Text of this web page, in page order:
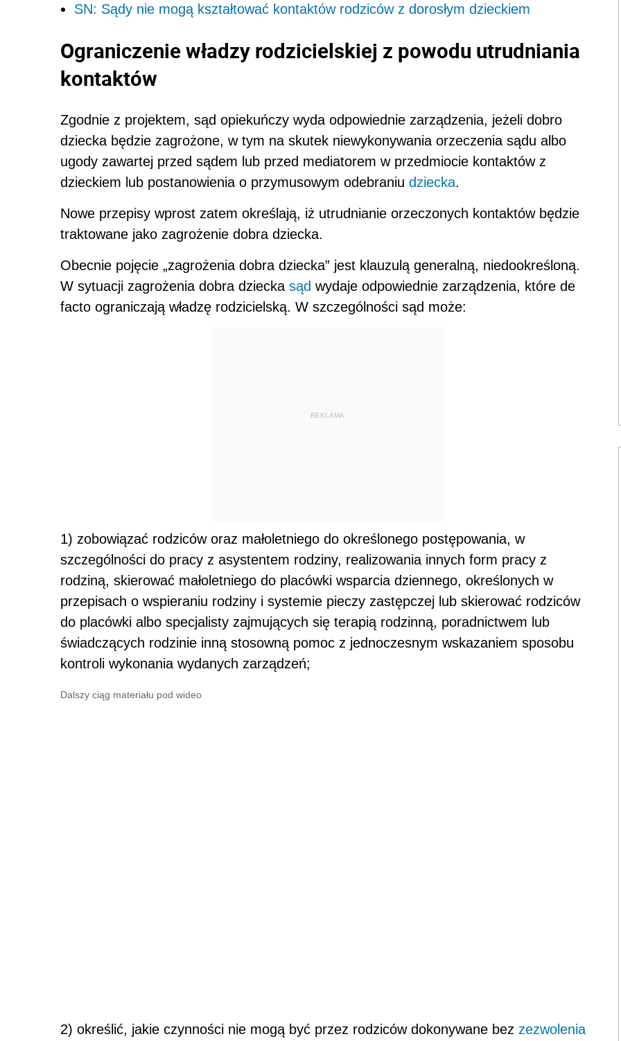
SN: Sądy nie mogą kształtować kontaktów rodziców z dorosłym dzieckiem
Ograniczenie władzy rodzicielskiej z powodu utrudniania
kontaktów
Zgodnie z projektem, sąd opiekuńczy wyda odpowiednie zarządzenia, jeżeli dobro
dziecka będzie zagrożone, w tym na skutek niewykonywania orzeczenia sądu albo
ugody zawartej przed sądem lub przed mediatorem w przedmiocie kontaktów z
dzieckiem lub postanowienia o przymusowym odebraniu dziecka.
Nowe przepisy wprost zatem określają, iż utrudnianie orzeczonych kontaktów będzie
traktowane jako zagrożenie dobra dziecka.
Obecnie pojęcie „zagrożenia dobra dziecka” jest klauzulą generalną, niedookreśloną.
W sytuacji zagrożenia dobra dziecka sąd wydaje odpowiednie zarządzenia, które de
facto ograniczają władzę rodzicielską. W szczególności sąd może:
REKLAMA
1) zobowiązać rodziców oraz małoletniego do określonego postępowania, w
szczególności do pracy z asystentem rodziny, realizowania innych form pracy z
rodziną, skierować małoletniego do placówki wsparcia dziennego, określonych w
przepisach o wspieraniu rodziny i systemie pieczy zastępczej lub skierować rodziców
do placówki albo specjalisty zajmujących się terapią rodzinną, poradnictwem lub
świadczących rodzinie inną stosowną pomoc z jednoczesnym wskazaniem sposobu
kontroli wykonania wydanych zarządzeń;
Dalszy ciąg materiału pod wideo
2) określić, jakie czynności nie mogą być przez rodziców dokonywane bez zezwolenia